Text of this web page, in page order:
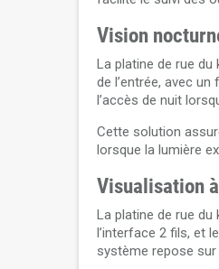
Vision
La platine de rue du
de l’entrée, avec
l’accès de nuit
Cette solution
lorsque la lumière
Visualisation
La platine de rue
l’interface 2 fils, et
système repose sur